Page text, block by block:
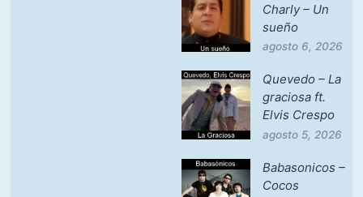
Charly – Un
sueño
agosto 6, 2026
Quevedo – La
graciosa ft.
Elvis Crespo
agosto 5, 2026
Babasonicos –
Cocos